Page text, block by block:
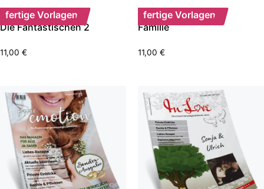
fertige Vorlagen
Die Fantastischen 2
11,00 €
fertige Vorlagen
Familie
11,00 €